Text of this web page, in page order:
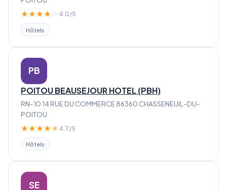
★★★★ ☆ 4.0/5
Hôtels
PB
POITOU BEAUSEJOUR HOTEL (PBH)
RN-10 14 RUE DU COMMERCE 86360 CHASSENEUIL-DU-
POITOU
★★★★★ 4.7/5
Hôtels
SE